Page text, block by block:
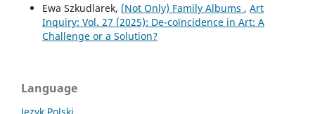
Ewa Szkudlarek, (Not Only) Family Albums , Art
Inquiry: Vol. 27 (2025): De-coïncidence in Art: A
Challenge or a Solution?
Language